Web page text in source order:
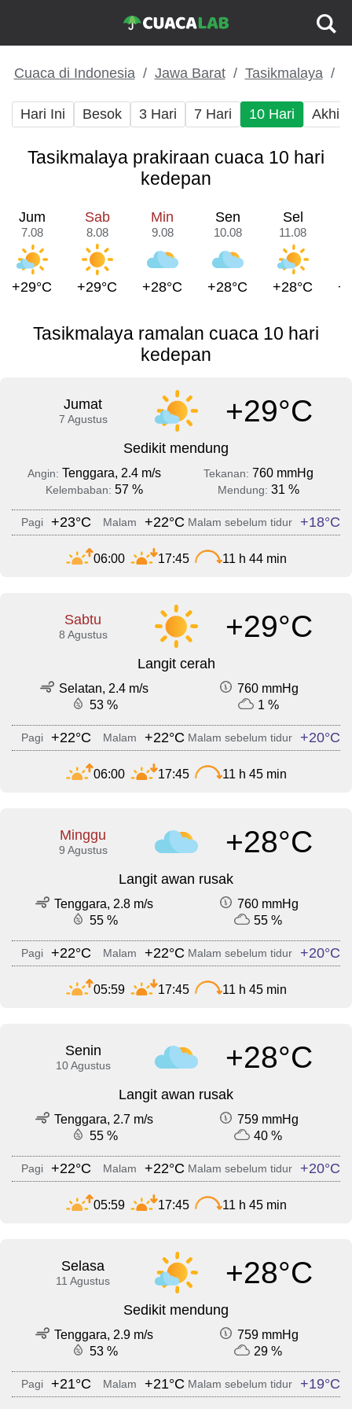
Cuaca di Indonesia Jawa Barat Tasikmalaya
Hari Ini Besok 3 Hari 7 Hari 10 Hari Akhir
Tasikmalaya prakiraan cuaca 10 hari
kedepan
Jum
7.08
+29°C
Sab
8.08
+29°C
Min
9.08
+28°C
Sen
10.08
+28°C
Sel
11.08
+28°C
Tasikmalaya ramalan cuaca 10 hari
kedepan
Jumat
7 Agustus +29°C
Sedikit mendung
Angin: Tenggara, 2.4 m/s Tekanan: 760 mmHg
Kelembaban: 57 % Mendung: 31 %
Pagi +23°C Malam +22°C Malam sebelum tidur +18°C
06:00 17:45 11 h 44 min
Sabtu
8 Agustus +29°C
Langit cerah
Selatan, 2.4 m/s
760 mmHg
53 %
1 %
Pagi +22°C Malam +22°C Malam sebelum tidur +20°C
06:00 17:45 11 h 45 min
Minggu
9 Agustus +28°C
Langit awan rusak
Tenggara, 2.8 m/s
760 mmHg
55 %
55 %
Pagi +22°C Malam +22°C Malam sebelum tidur +20°C
05:59 17:45 11 h 45 min
Senin
10 Agustus +28°C
Langit awan rusak
Tenggara, 2.7 m/s
759 mmHg
55 %
40 %
Pagi +22°C Malam +22°C Malam sebelum tidur +20°C
05:59 17:45 11 h 45 min
Selasa
11 Agustus +28°C
Sedikit mendung
Tenggara, 2.9 m/s
759 mmHg
53 %
29 %
Pagi +21°C Malam +21°C Malam sebelum tidur +19°C